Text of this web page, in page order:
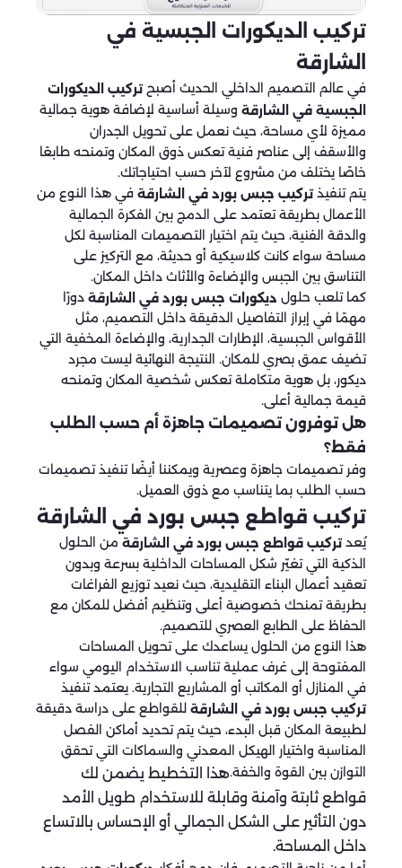
تركيب الديكورات الجبسية في
الشارقة
في عالم التصميم الداخلي الحديث أصبحتركيب الديكورات
الجبسية في الشارقة وسيلة أساسية لإضافة هوية جمالية
مميزة لأي مساحة، حيث نعمل على تحويل الجدران
والأسقف إلى عناصر فنية تعكس ذوق المكان وتمنحه طابعًا
خاصًا يختلف من مشروع لآخر حسب احتياجاتك.
يتم تنفيذتركيب جبس بورد في الشارقة في هذا النوع من
الأعمال بطريقة تعتمد على الدمج بين الفكرة الجمالية
والدقة الفنية، حيث يتم اختيار التصميمات المناسبة لكل
مساحة سواء كانت كلاسيكية أو حديثة، مع التركيز على
التناسق بين الجبس والإضاءة والأثاث داخل المكان.
كما تلعب حلول ديكورات جبس بورد في الشارقة دورًا
مهمًا في إبراز التفاصيل الدقيقة داخل التصميم، مثل
الأقواس الجبسية، الإطارات الجدارية، والإضاءة المخفية التي
تضيف عمق بصري للمكان. النتيجة النهائية ليست مجرد
ديكور، بل هوية متكاملة تعكس شخصية المكان وتمنحه
قيمة جمالية أعلى.
هل توفرون تصميمات جاهزة أم حسب الطلب
فقط؟
وفر تصميمات جاهزة وعصرية ويمكننا أيضًا تنفيذ تصميمات
حسب الطلب بما يتناسب مع ذوق العميل.
تركيب قواطع جبس بورد في الشارقة
يُعدتركيب قواطع جبس بورد في الشارقة من الحلول
الذكية التي تغيّر شكل المساحات الداخلية بسرعة وبدون
تعقيد أعمال البناء التقليدية، حيث نعيد توزيع الفراغات
بطريقة تمنحك خصوصية أعلى وتنظيم أفضل للمكان مع
الحفاظ على الطابع العصري للتصميم.
هذا النوع من الحلول يساعدك على تحويل المساحات
المفتوحة إلى غرف عملية تناسب الاستخدام اليومي سواء
في المنازل أو المكاتب أو المشاريع التجارية. يعتمد تنفيذ
تركيب جبس بورد في الشارقة للقواطع على دراسة دقيقة
لطبيعة المكان قبل البدء، حيث يتم تحديد أماكن الفصل
المناسبة واختيار الهيكل المعدني والسماكات التي تحقق
التوازن بين القوة والخفة.هذا التخطيط يضمن لك
قواطع ثابتة وآمنة وقابلة للاستخدام طويل الأمد
دون التأثير على الشكل الجمالي أو الإحساس بالاتساع
داخل المساحة.